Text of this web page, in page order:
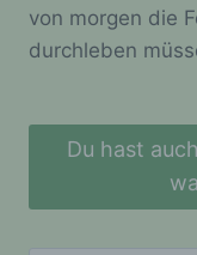
von morgen die
durchleben
Du hast
jeder
Auskunft
Daten über die
Person, soweit